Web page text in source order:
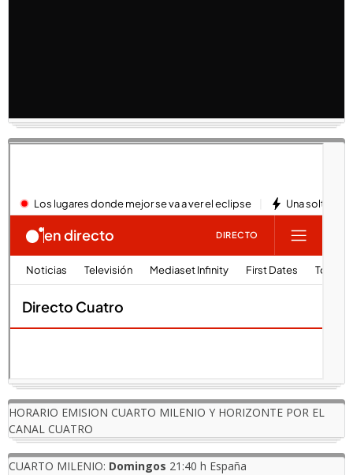
HORARIO EMISION CUARTO MILENIO Y HORIZONTE POR EL
CANAL CUATRO
CUARTO MILENIO: Domingos 21:40 h España